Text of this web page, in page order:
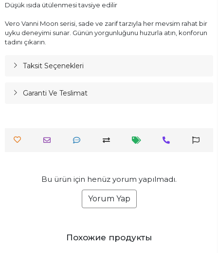
Düşük ısıda ütülenmesi tavsiye edilir
Vero Vanni Moon serisi, sade ve zarif tarzıyla her mevsim rahat bir
uyku deneyimi sunar. Günün yorgunluğunu huzurla atın, konforun
tadını çıkarın.
Taksit Seçenekleri
Garanti Ve Teslimat
Bu ürün için henüz yorum yapılmadı.
Yorum Yap
Похожие продукты